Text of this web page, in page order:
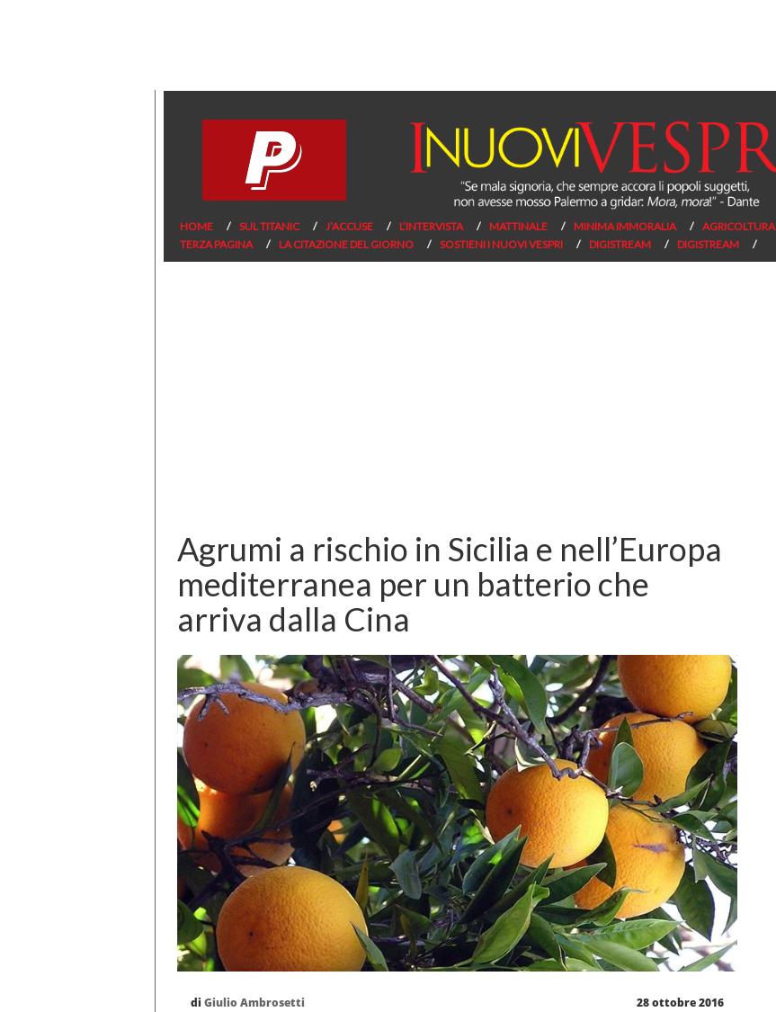
HOME SUL TITANIC J’ACCUSE L’INTERVISTA MATTINALE MINIMA IMMORALIA AGRICOLTURA
TERZA PAGINA
LA CITAZIONE DEL GIORNO SOSTIENI I NUOVI VESPRI DIGISTREAM DIGISTREAM
Agrumi a rischio in Sicilia e nell’Europa
mediterranea per un batterio che
arriva dalla Cina
di Giulio Ambrosetti 28 ottobre 2016